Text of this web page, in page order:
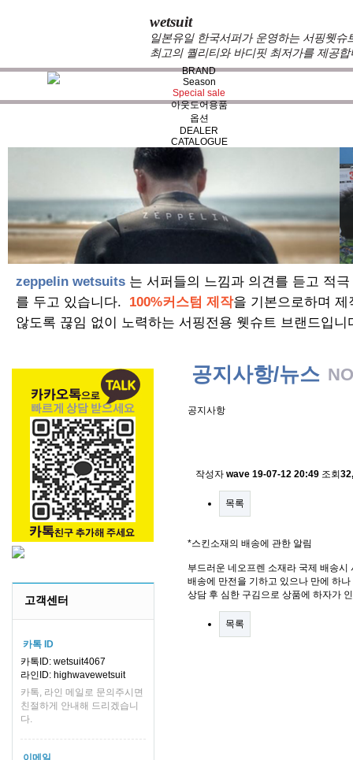
wetsuit
일본유일 한국서퍼가 운영하는 서핑웻
최고의 퀄리티와 바디핏 최저가를 제공합
BRAND
Season
Special sale
아웃도어용품
옵션
DEALER
CATALOGUE
zeppelin wetsuits 는 서퍼들의 느낌과 의견를 듣고 적
를 두고 있습니다. 100%커스텀 제작을 기본으로하며
않도록 끊임 없이 노력하는 서핑전용 웻슈트 브랜드입니
고객센터
카톡 ID
카톡ID: wetsuit4067
라인ID: highwavewetsuit
카톡, 라인 메일로 문의주시면
친절하게 안내해 드리겠습니
다.
이메일
공지사항/뉴스
공지사항
작성자 wave 19-07-12 20:49 조회
목록
*스킨소재의 배송에 관한 알림
부드러운 네오프렌 소재라 국제 배송
배송에 만전을 기하고 있으나 만에 하
상담 후 심한 구김으로 상품에 하자가
목록